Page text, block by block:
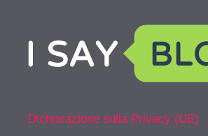
Dichiarazione sulla Privacy (UE)